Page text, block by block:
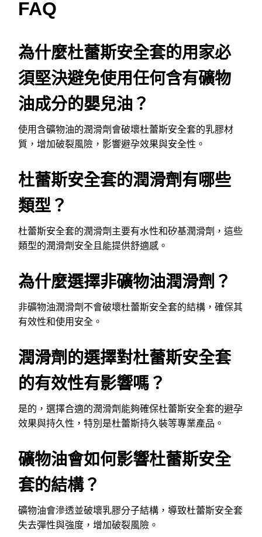
FAQ
為什麼杜蕾斯安全套的用家必
須堅決避免使用任何含有礦物
油成分的嬰兒油？
使用含礦物油的潤滑劑會破壞杜蕾斯安全套的乳膠材
質，增加破裂風險，影響避孕效果與安全性。
杜蕾斯安全套的潤滑劑有哪些
類型？
杜蕾斯安全套的潤滑劑主要有水性和矽基潤滑劑，這些
類型的潤滑劑安全且能提供舒適感。
為什麼選擇非礦物油潤滑劑？
非礦物油潤滑劑不會破壞杜蕾斯安全套的結構，確保其
有效性和使用安全。
潤滑劑的選擇對杜蕾斯安全套
的有效性有影響嗎？
是的，選擇合適的潤滑劑能夠確保杜蕾斯安全套的避孕
效果與持久性，特別是杜蕾斯持久裝等專業產品。
礦物油會如何影響杜蕾斯安全
套的結構？
礦物油會滲透並破壞乳膠分子結構，導致杜蕾斯安全套
失去彈性與強度，增加破裂風險。